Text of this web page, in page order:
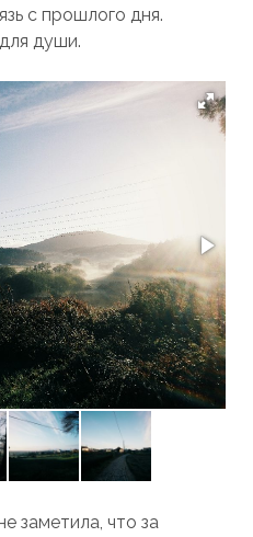
с прошлого дня.
души.
заметила, что за